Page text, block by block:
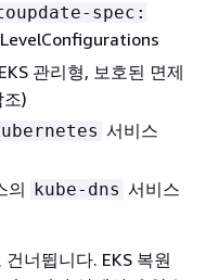
spec:
관리형, 보호된 면제
)
서비스
의 kube-dns 서비스
너뜁니다. EKS 복원